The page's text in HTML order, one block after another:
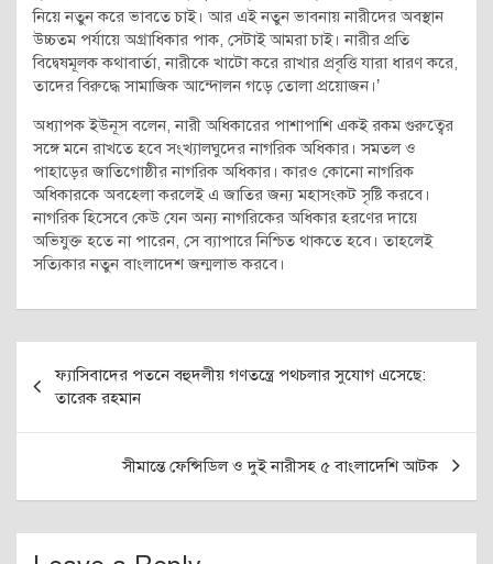
নিয়ে নতুন করে ভাবতে চাই। আর এই নতুন ভাবনায় নারীদের অবস্থান
উচ্চতম পর্যায়ে অগ্রাধিকার পাক, সেটাই আমরা চাই। নারীর প্রতি
বিদ্বেষমূলক কথাবার্তা, নারীকে খাটো করে রাখার প্রবৃত্তি যারা ধারণ করে,
তাদের বিরুদ্ধে সামাজিক আন্দোলন গড়ে তোলা প্রয়োজন।’
অধ্যাপক ইউনূস বলেন, নারী অধিকারের পাশাপাশি একই রকম গুরুত্বের
সঙ্গে মনে রাখতে হবে সংখ্যালঘুদের নাগরিক অধিকার। সমতল ও
পাহাড়ের জাতিগোষ্ঠীর নাগরিক অধিকার। কারও কোনো নাগরিক
অধিকারকে অবহেলা করলেই এ জাতির জন্য মহাসংকট সৃষ্টি করবে।
নাগরিক হিসেবে কেউ যেন অন্য নাগরিকের অধিকার হরণের দায়ে
অভিযুক্ত হতে না পারেন, সে ব্যাপারে নিশ্চিত থাকতে হবে। তাহলেই
সত্যিকার নতুন বাংলাদেশ জন্মলাভ করবে।
navigation
ফ্যাসিবাদের পতনে বহুদলীয় গণতন্ত্রে পথচলার সুযোগ এসেছে:
তারেক রহমান
সীমান্তে ফেন্সিডিল ও দুই নারীসহ ৫ বাংলাদেশি আটক